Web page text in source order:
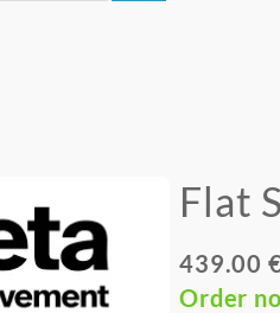
Flat
439.00
Order